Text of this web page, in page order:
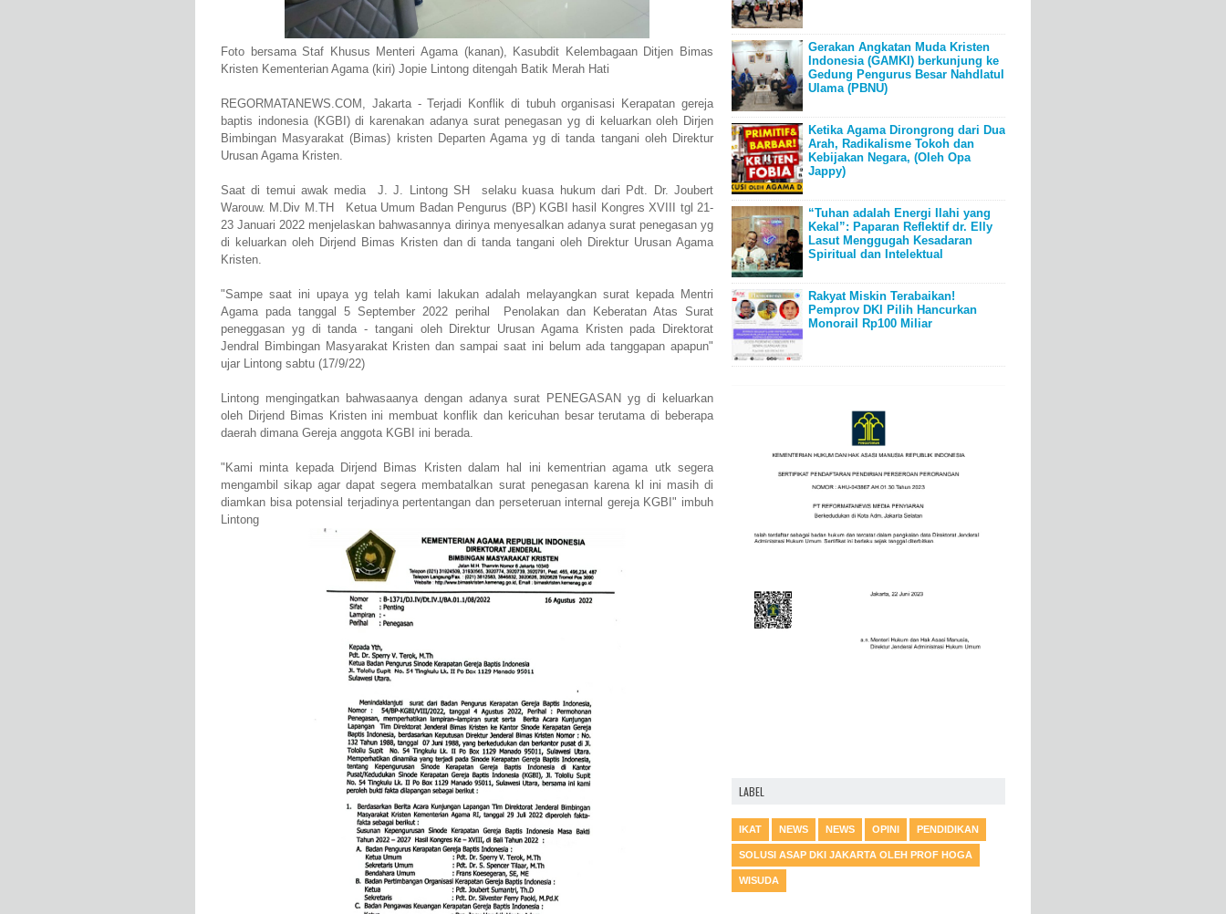
Foto bersama Staf Khusus Menteri Agama (kanan), Kasubdit Kelembagaan Ditjen Bimas
Kristen Kementerian Agama (kiri) Jopie Lintong ditengah Batik Merah Hati
REGORMATANEWS.COM, Jakarta - Terjadi Konflik di tubuh organisasi Kerapatan gereja
baptis indonesia (KGBI) di karenakan adanya surat penegasan yg di keluarkan oleh Dirjen
Bimbingan Masyarakat (Bimas) kristen Departen Agama yg di tanda tangani oleh Direktur
Urusan Agama Kristen.
Saat di temui awak media J. J. Lintong SH selaku kuasa hukum dari Pdt. Dr. Joubert
Warouw. M.Div M.TH Ketua Umum Badan Pengurus (BP) KGBI hasil Kongres XVIII tgl 21-
23 Januari 2022 menjelaskan bahwasannya dirinya menyesalkan adanya surat penegasan yg
di keluarkan oleh Dirjend Bimas Kristen dan di tanda tangani oleh Direktur Urusan Agama
Kristen.
"Sampe saat ini upaya yg telah kami lakukan adalah melayangkan surat kepada Mentri
Agama pada tanggal 5 September 2022 perihal Penolakan dan Keberatan Atas Surat
peneggasan yg di tanda - tangani oleh Direktur Urusan Agama Kristen pada Direktorat
Jendral Bimbingan Masyarakat Kristen dan sampai saat ini belum ada tanggapan apapun"
ujar Lintong sabtu (17/9/22)
Lintong mengingatkan bahwasaanya dengan adanya surat PENEGASAN yg di keluarkan
oleh Dirjend Bimas Kristen ini membuat konflik dan kericuhan besar terutama di beberapa
daerah dimana Gereja anggota KGBI ini berada.
"Kami minta kepada Dirjend Bimas Kristen dalam hal ini kementrian agama utk segera
mengambil sikap agar dapat segera membatalkan surat penegasan karena kl ini masih di
diamkan bisa potensial terjadinya pertentangan dan perseteruan internal gereja KGBI" imbuh
Lintong
Gerakan Angkatan Muda Kristen
Indonesia (GAMKI) berkunjung ke
Gedung Pengurus Besar Nahdlatul
Ulama (PBNU)
Ketika Agama Dirongrong dari Dua
Arah, Radikalisme Tokoh dan
Kebijakan Negara, (Oleh Opa
Jappy)
“Tuhan adalah Energi Ilahi yang
Kekal”: Paparan Reflektif dr. Elly
Lasut Menggugah Kesadaran
Spiritual dan Intelektual
Rakyat Miskin Terabaikan!
Pemprov DKI Pilih Hancurkan
Monorail Rp100 Miliar
LABEL
IKAT NEWS NEWS OPINI PENDIDIKAN
SOLUSI ASAP DKI JAKARTA OLEH PROF HOGA
WISUDA